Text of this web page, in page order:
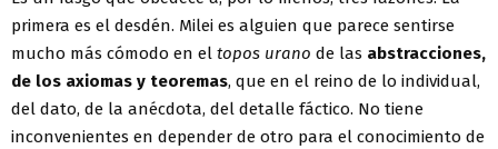
primera es el desdén. Milei es alguien que parece sentirse
mucho más cómodo en el topos urano de las abstracciones,
de los axiomas y teoremas, que en el reino de lo individual,
del dato, de la anécdota, del detalle fáctico. No tiene
inconvenientes en depender de otro para el conocimiento de